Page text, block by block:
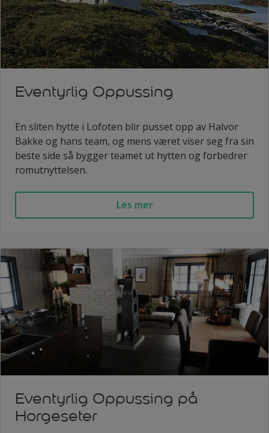
Eventyrlig Oppussing
En sliten hytte i Lofoten blir pusset opp av Halvor
Bakke og hans team, og mens været viser seg fra sin
beste side så bygger teamet ut hytten og forbedrer
romutnyttelsen.
Les mer
Eventyrlig Oppussing på
Horgeseter